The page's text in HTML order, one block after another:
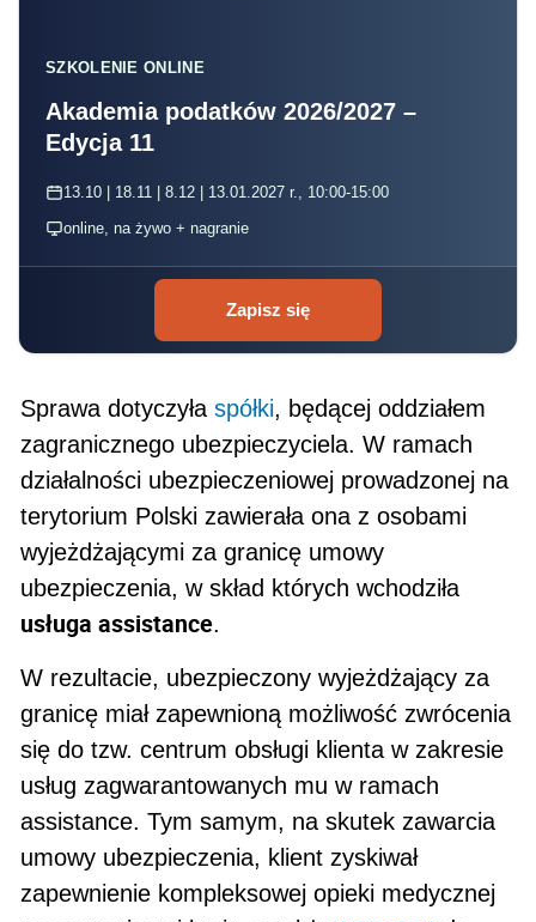
SZKOLENIE ONLINE
Akademia podatków 2026/2027 –
Edycja 11
13.10 | 18.11 | 8.12 | 13.01.2027 r., 10:00-15:00
online, na żywo + nagranie
Zapisz się
Sprawa dotyczyłaspółki, będącej oddziałem
zagranicznego ubezpieczyciela. W ramach
działalności ubezpieczeniowej prowadzonej na
terytorium Polski zawierała ona z osobami
wyjeżdżającymi za granicę umowy
ubezpieczenia, w skład których wchodziła
usługa assistance.
W rezultacie, ubezpieczony wyjeżdżający za
granicę miał zapewnioną możliwość zwrócenia
się do tzw. centrum obsługi klienta w zakresie
usług zagwarantowanych mu w ramach
assistance. Tym samym, na skutek zawarcia
umowy ubezpieczenia, klient zyskiwał
zapewnienie kompleksowej opieki medycznej